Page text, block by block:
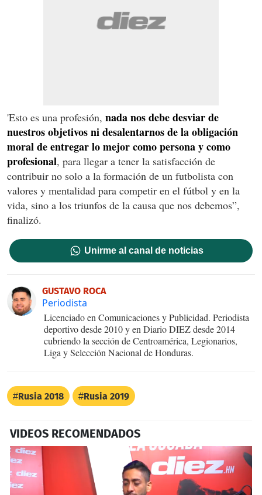
'Esto es una profesión, nada nos debe desviar de
nuestros objetivos ni desalentarnos de la obligación
moral de entregar lo mejor como persona y como
profesional, para llegar a tener la satisfacción de
contribuir no solo a la formación de un futbolista con
valores y mentalidad para competir en el fútbol y en la
vida, sino a los triunfos de la causa que nos debemos”,
finalizó.
Unirme al canal de noticias
GUSTAVO ROCA
Periodista
Licenciado en Comunicaciones y Publicidad. Periodista
deportivo desde 2010 y en Diario DIEZ desde 2014
cubriendo la sección de Centroamérica, Legionarios,
Liga y Selección Nacional de Honduras.
Rusia 2018 Rusia 2019
VIDEOS RECOMENDADOS